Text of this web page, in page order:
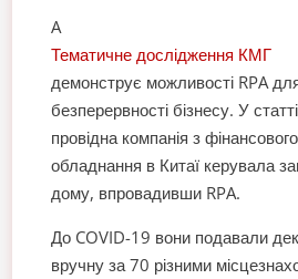
A
Тематичне дослідження КМГ
демонструє можливості RPA
безперервності бізнесу. У
провідна компанія з
обладнання в Китаї керувала
дому, впровадивши RPA.
До COVID-19 вони подавали
вручну за 70 різними